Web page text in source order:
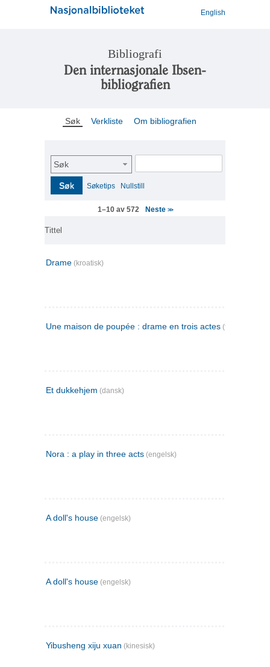
English
Bibliografi
Den internasjonale Ibsen-
bibliografien
Søk Verkliste Om bibliografien
Søk
Søk Søketips Nullstill
1–10 av 572 Neste >>
Tittel
Drame (kroatisk)
Une maison de poupée : drame en trois actes (fransk)
Et dukkehjem (dansk)
Nora : a play in three acts (engelsk)
A doll's house (engelsk)
A doll's house (engelsk)
Yibusheng xiju xuan (kinesisk)